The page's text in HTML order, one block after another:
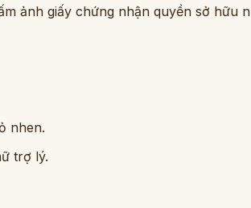
ảnh giấy chứng nhận quyền sở hữu
nhen.
trợ lý.